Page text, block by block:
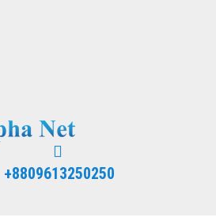
+8809613250250